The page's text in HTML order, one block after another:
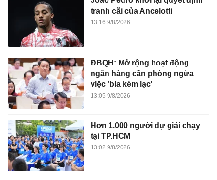
tranh cãi của Ancelotti
13:16 9/8/2026
ĐBQH: Mở rộng hoạt động
ngân hàng cần phòng ngừa
việc 'bia kèm lạc'
13:05 9/8/2026
Hơn 1.000 người dự giải chạy
tại TP.HCM
13:02 9/8/2026